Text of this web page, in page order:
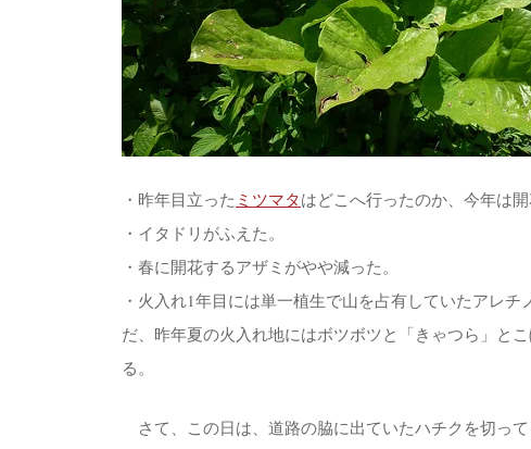
・昨年目立った ミツマタはどこへ行ったのか、今年は開
・イタドリがふえた。
・春に開花するアザミがやや減った。
・火入れ1年目には単一植生で山を占有していたアレ
だ、昨年夏の火入れ地にはボツボツと「きゃつら」と
る。
さて、この日は、道路の脇に出ていたハチクを切っ